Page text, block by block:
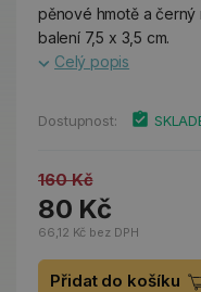
pěnové hmotě a černý
balení 7,5 x 3,5 cm.
Celý popis
Dostupnost:
160 Kč
80 Kč
66,12 Kč bez DPH
Přidat do košíku